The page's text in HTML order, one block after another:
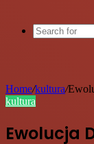
Home/kultura/
kultura
Ewolucja